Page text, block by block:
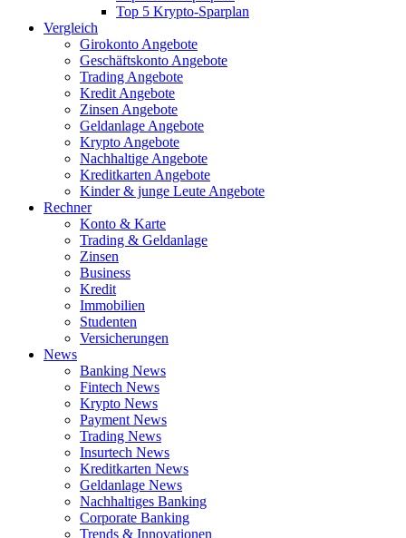
Top 5 Krypto-Sparplan
Vergleich
Girokonto Angebote
Geschäftskonto Angebote
Trading Angebote
Kredit Angebote
Zinsen Angebote
Geldanlage Angebote
Krypto Angebote
Nachhaltige Angebote
Kreditkarten Angebote
Kinder & junge Leute Angebote
Rechner
Konto & Karte
Trading & Geldanlage
Zinsen
Business
Kredit
Immobilien
Studenten
Versicherungen
News
Banking News
Fintech News
Krypto News
Payment News
Trading News
Insurtech News
Kreditkarten News
Geldanlage News
Nachhaltiges Banking
Corporate Banking
Trends & Innovationen